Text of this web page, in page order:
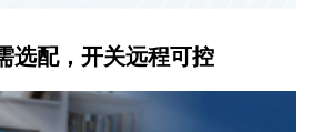
选配，开关远程可控